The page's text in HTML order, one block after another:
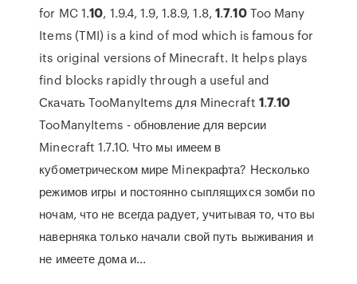
for MC 1.10, 1.9.4, 1.9, 1.8.9, 1.8, 1.7.10Too Many
Items (TMI) is a kind of mod which is famous for
its original versions of Minecraft. It helps plays
find blocks rapidly through a useful and
Скачать TooManyItems для Minecraft 1.7.10
TooManyItems - обновление для версии
Minecraft 1.7.10. Что мы имеем в
кубометрическом мире Mineкрафта? Несколько
режимов игры и постоянно сыплящихся зомби по
ночам, что не всегда радует, учитывая то, что вы
наверняка только начали свой путь выживания и
не имеете дома и...